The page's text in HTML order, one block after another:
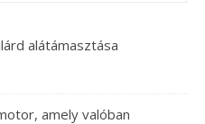
alátámasztása
amely valóban